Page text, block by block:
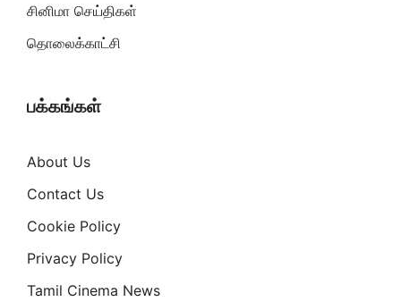
சினிமா செய்திகள்
தொலைக்காட்சி
பக்கங்கள்
About Us
Contact Us
Cookie Policy
Privacy Policy
Tamil Cinema News